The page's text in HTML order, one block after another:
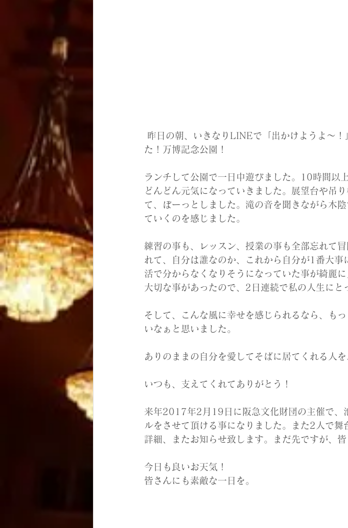
た！万博記念公園！
ランチして公園で一日中遊びました。10時間以
どんどん元気になっていきました。展望台や吊
て、ぼーっとしました。滝の音を聞きながら木
ていくのを感じました。
練習の事も、レッスン、授業の事も全部忘れて
れて、自分は誰なのか、これから自分が1番大
活で分からなくなりそうになっていた事が綺麗
大切な事があったので、2日連続で私の人生にと
そして、こんな風に幸せを感じられるなら、も
いなぁと思いました。
ありのままの自分を愛してそばに居てくれる人
いつも、支えてくれてありがとう！
来年2017年2月19日に阪急文化財団の主催で、
ルをさせて頂ける事になりました。また2人で
詳細、またお知らせ致します。まだ先ですが、
今日も良いお天気！
皆さんにも素敵な一日を。